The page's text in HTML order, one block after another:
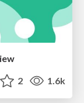
2 1.6k